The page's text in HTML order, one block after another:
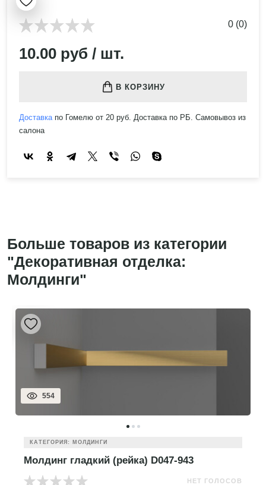
0 (0)
10.00 руб / шт.
В КОРЗИНУ
Доставкапо Гомелю от 20 руб. Доставка по РБ. Самовывоз из
салона
Больше товаров из категории
"Декоративная отделка:
Молдинги"
554
КАТЕГОРИЯ: МОЛДИНГИ
Молдинг гладкий (рейка) D047-943
НЕТ ГОЛОСОВ